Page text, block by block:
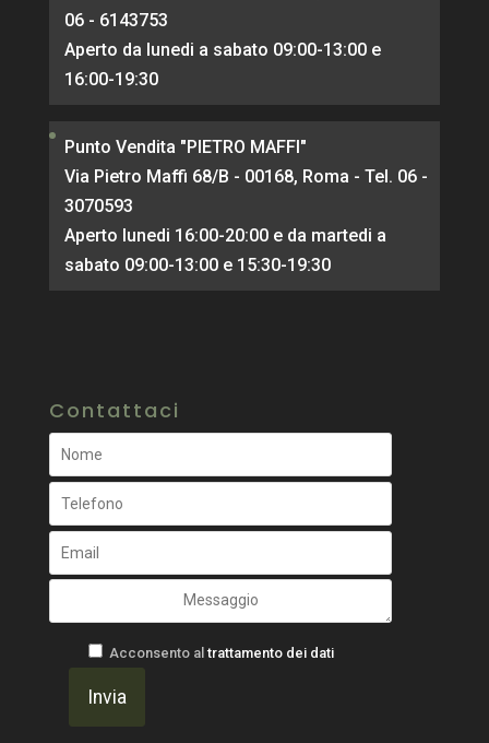
06 - 6143753
Aperto da lunedi a sabato 09:00-13:00 e
16:00-19:30
Punto Vendita "PIETRO MAFFI"
Via Pietro Maffi 68/B - 00168, Roma - Tel. 06 -
3070593
Aperto lunedi 16:00-20:00 e da martedi a
sabato 09:00-13:00 e 15:30-19:30
Contattaci
Acconsento al trattamento dei dati